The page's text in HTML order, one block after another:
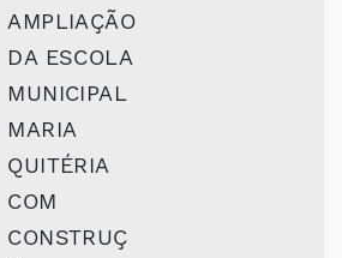
AMPLIAÇÃO
DA ESCOLA
MUNICIPAL
MARIA
QUITÉRIA
COM
CONSTRUÇ